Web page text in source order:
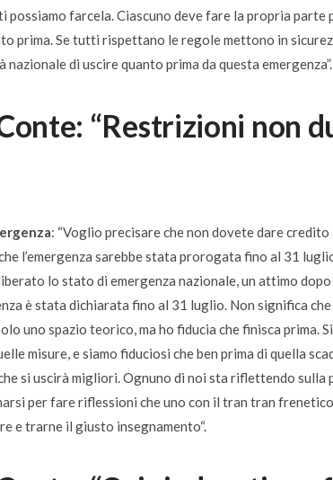
possiamo farcela. Ciascuno deve fare la propria
prima. Se tutti rispettano le regole mettono in
di uscire quanto prima da questa emergenza”.
“Restrizioni non
: “Voglio precisare che non dovete dare credito
l’emergenza sarebbe stata prorogata fino al 31
lo stato di emergenza nazionale, un attimo dopo
è stata dichiarata fino al 31 luglio. Non significa
uno spazio teorico, ma ho fiducia che finisca prima.
misure, e siamo fiduciosi che ben prima di quella
si uscirà migliori. Ognuno di noi sta riflettendo sulla
per fare riflessioni che uno con il tran tran
e trarne il giusto insegnamento“.